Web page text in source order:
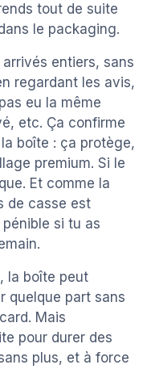
tout de suite
le packaging.
entiers, sans
regardant les avis,
eu la même
etc. Ça confirme
boîte : ça protège,
premium. Si le
Et comme la
de casse est
si tu as
la boîte peut
quelque part sans
Mais
pour durer des
plus, et à force